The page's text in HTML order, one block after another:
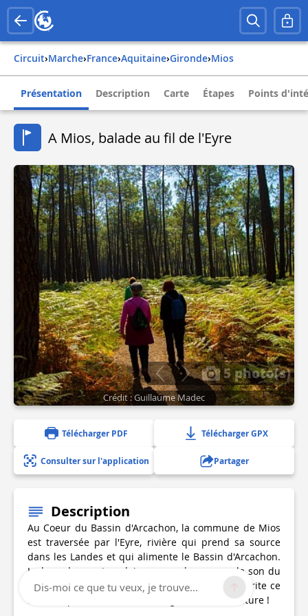
Circuit› Marche› france› aquitaine› gironde› mios
Présentation Description Carte Étapes Points
A Mios, balade au fil de l'Eyre
5 photo(s)
Crédit : Guillaume Madec
Télécharger PDF Télécharger GPX
Consulter sur l'application Partager
Description
Au Coeur du Bassin d'Arcachon, la commune de Mios
est traversée par l'Eyre, rivière qui prend sa source
dans les Landes et qui alimente le Bassin d'Arcachon.
Le long de ses rives, laissez-vous bercer par le son du
courant et rencontrez la faune et la flore qu'abrite ce
milieu à préserver ! Prenez un grand bol de Nature !
Dis-moi ce que tu veux, je trouve...